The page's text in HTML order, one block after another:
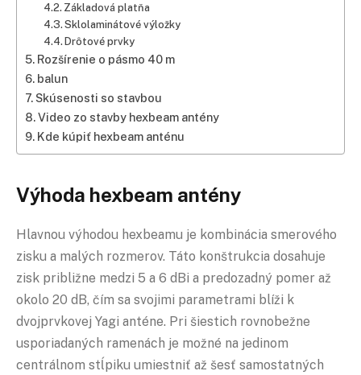
Základová platňa
Sklolaminátové výložky
Drôtové prvky
Rozšírenie o pásmo 40 m
balun
Skúsenosti so stavbou
Video zo stavby hexbeam antény
Kde kúpiť hexbeam anténu
Výhoda hexbeam antény
Hlavnou výhodou hexbeamu je kombinácia smerového
zisku a malých rozmerov. Táto konštrukcia dosahuje
zisk približne medzi 5 a 6 dBi a predozadný pomer až
okolo 20 dB, čím sa svojimi parametrami blíži k
dvojprvkovej Yagi anténe. Pri šiestich rovnobežne
usporiadaných ramenách je možné na jedinom
centrálnom stĺpiku umiestniť až šesť samostatných